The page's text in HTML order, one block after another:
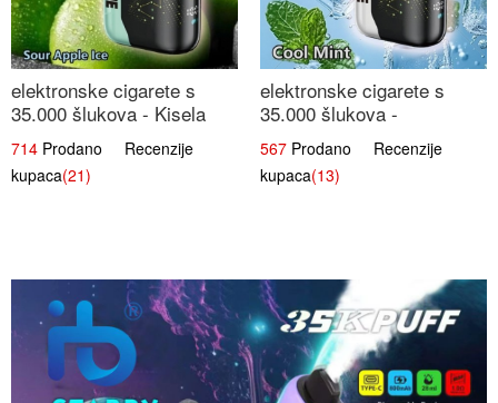
elektronske cigarete s
35.000 šlukova - Kisela
Jabuka Led | Osježavajući
Kiselo-Slatki Okus
714 Prodano Recenzije
kupaca(21)
elektronske cigarete s
35.000 šlukova -
Osježavajući Mentol |
Čista i Svježa Okus
567 Prodano Recenzije
kupaca(13)